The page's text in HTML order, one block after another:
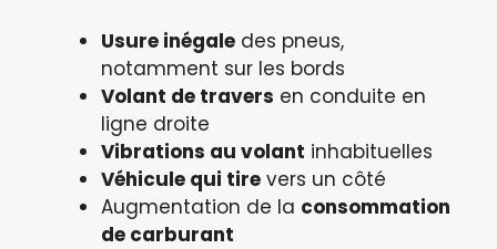
Usure inégale des pneus,
notamment sur les bords
Volant de travers en conduite en
ligne droite
Vibrations au volant inhabituelles
Véhicule qui tire vers un côté
Augmentation de la consommation
de carburant